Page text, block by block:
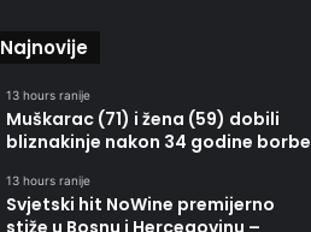
Najnovije
13 hours ranije
Muškarac (71) i žena (59) dobili
bliznakinje nakon 34 godine borbe
13 hours ranije
Svjetski hit NoWine premijerno
stiže u Bosnu i Hercegovinu –